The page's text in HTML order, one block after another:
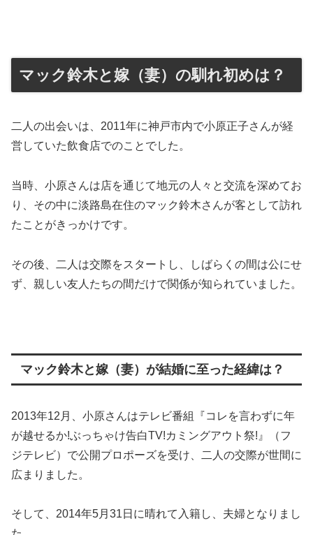
マック鈴木と嫁（妻）の馴れ初めは？
二人の出会いは、2011年に神戸市内で小原正子さんが経
営していた飲食店でのことでした。
当時、小原さんは店を通じて地元の人々と交流を深めてお
り、その中に淡路島在住のマック鈴木さんが客として訪れ
たことがきっかけです​。
その後、二人は交際をスタートし、しばらくの間は公にせ
ず、親しい友人たちの間だけで関係が知られていました。
マック鈴木と嫁（妻）が結婚に至った経緯は？
2013年12月、小原さんはテレビ番組『コレを言わずに年
が越せるか!ぶっちゃけ告白TV!カミングアウト祭!』（フ
ジテレビ）で公開プロポーズを受け、二人の交際が世間に
広まりました​ 。
そして、2014年5月31日に晴れて入籍し、夫婦となりまし